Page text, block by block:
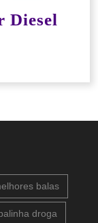
Diesel
balas
droga